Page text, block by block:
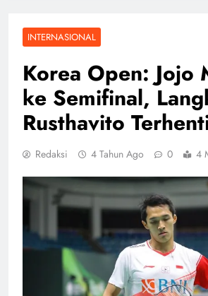
INTERNASIONAL
Korea Open: Jojo
ke Semifinal,
Rusthavito
Redaksi 4 Tahun Ago 0 4